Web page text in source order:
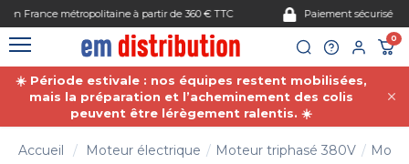
Paiement sécurisé
0
☀️ Période estivale : nos équipes restent mobilisées,
mais la préparation et l’acheminement des colis
peuvent être lérègement ralentis. ☀️
Accueil Moteur électrique Moteur triphasé 380V
Gestion des cookies